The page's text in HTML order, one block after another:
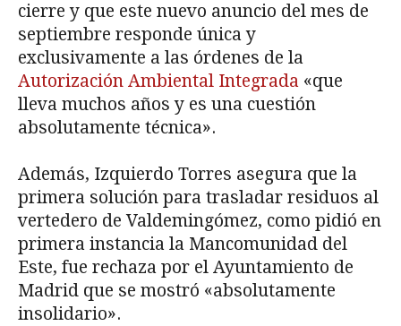
cierre y que este nuevo anuncio del mes de
septiembre responde única y
exclusivamente a las órdenes de la
Autorización Ambiental Integrada «que
lleva muchos años y es una cuestión
absolutamente técnica».
Además, Izquierdo Torres asegura que la
primera solución para trasladar residuos al
vertedero de Valdemingómez, como pidió en
primera instancia la Mancomunidad del
Este, fue rechaza por el Ayuntamiento de
Madrid que se mostró «absolutamente
insolidario».